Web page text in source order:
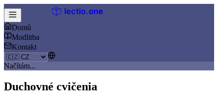
lectio.one
Domů
Modlitba
Kontakt
Načítám...
Duchovné cvičenia